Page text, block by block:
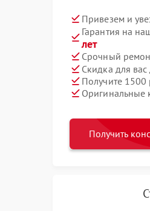
Привезем и
Гарантия на
лет
Срочный
Скидка для вас
Получите 1500
Оригинальные
Получить